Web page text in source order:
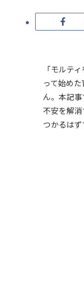
「モルテ
って始め
ん。本記
不安を解
つかるはず